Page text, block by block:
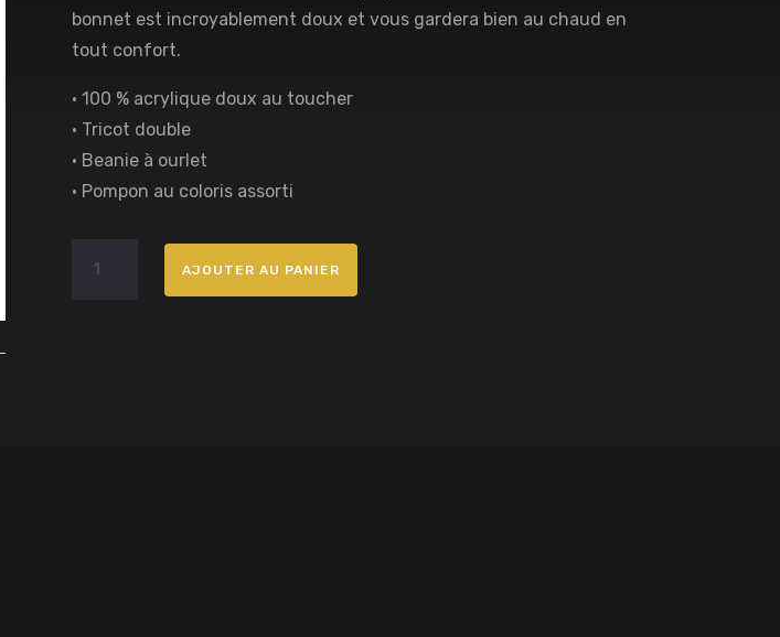
bonnet est incroyablement doux et vous gardera bien au chaud en
tout confort.
• 100 % acrylique doux au toucher
• Tricot double
• Beanie à ourlet
• Pompon au coloris assorti
Bonnet
AJOUTER AU PANIER